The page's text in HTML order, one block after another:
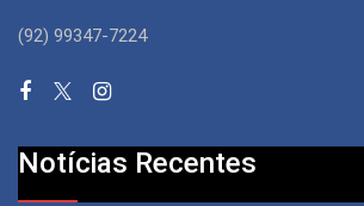
(92) 99347-7224
Notícias Recentes